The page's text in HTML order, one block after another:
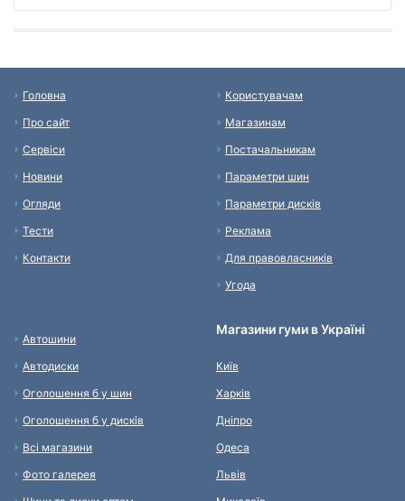
Головна
Про сайт
Сервіси
Новини
Огляди
Тести
Контакти
Користувачам
Магазинам
Постачальникам
Параметри шин
Параметри дисків
Реклама
Для правовласників
Угода
Автошини
Автодиски
Оголошення б у шин
Оголошення б у дисків
Всі магазини
Фото галерея
Магазини гуми в Україні
Київ
Харків
Дніпро
Одеса
Львів